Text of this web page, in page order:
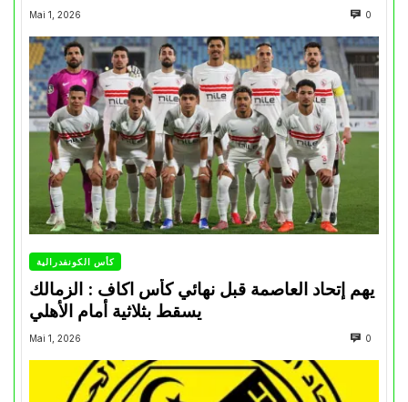
Mai 1, 2026 0
كأس الكونفدرالية
يهم إتحاد العاصمة قبل نهائي كأس اكاف : الزمالك
Mai 1, 2026 0